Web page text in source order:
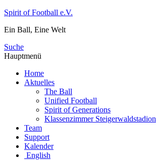
Zum
springen
Spirit of Football e.V.
Ein Ball, Eine Welt
Suche
Hauptmenü
Home
Aktuelles
The Ball
Unified Football
Spirit of Generations
Klassenzimmer Steigerwaldstadion
Team
Support
Kalender
English